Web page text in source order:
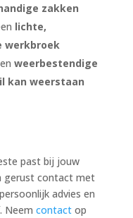
zakken
lichte,
werkbroek
weerbestendige
kan weerstaan
past bij jouw
gerust contact met
advies en
Neem contactop